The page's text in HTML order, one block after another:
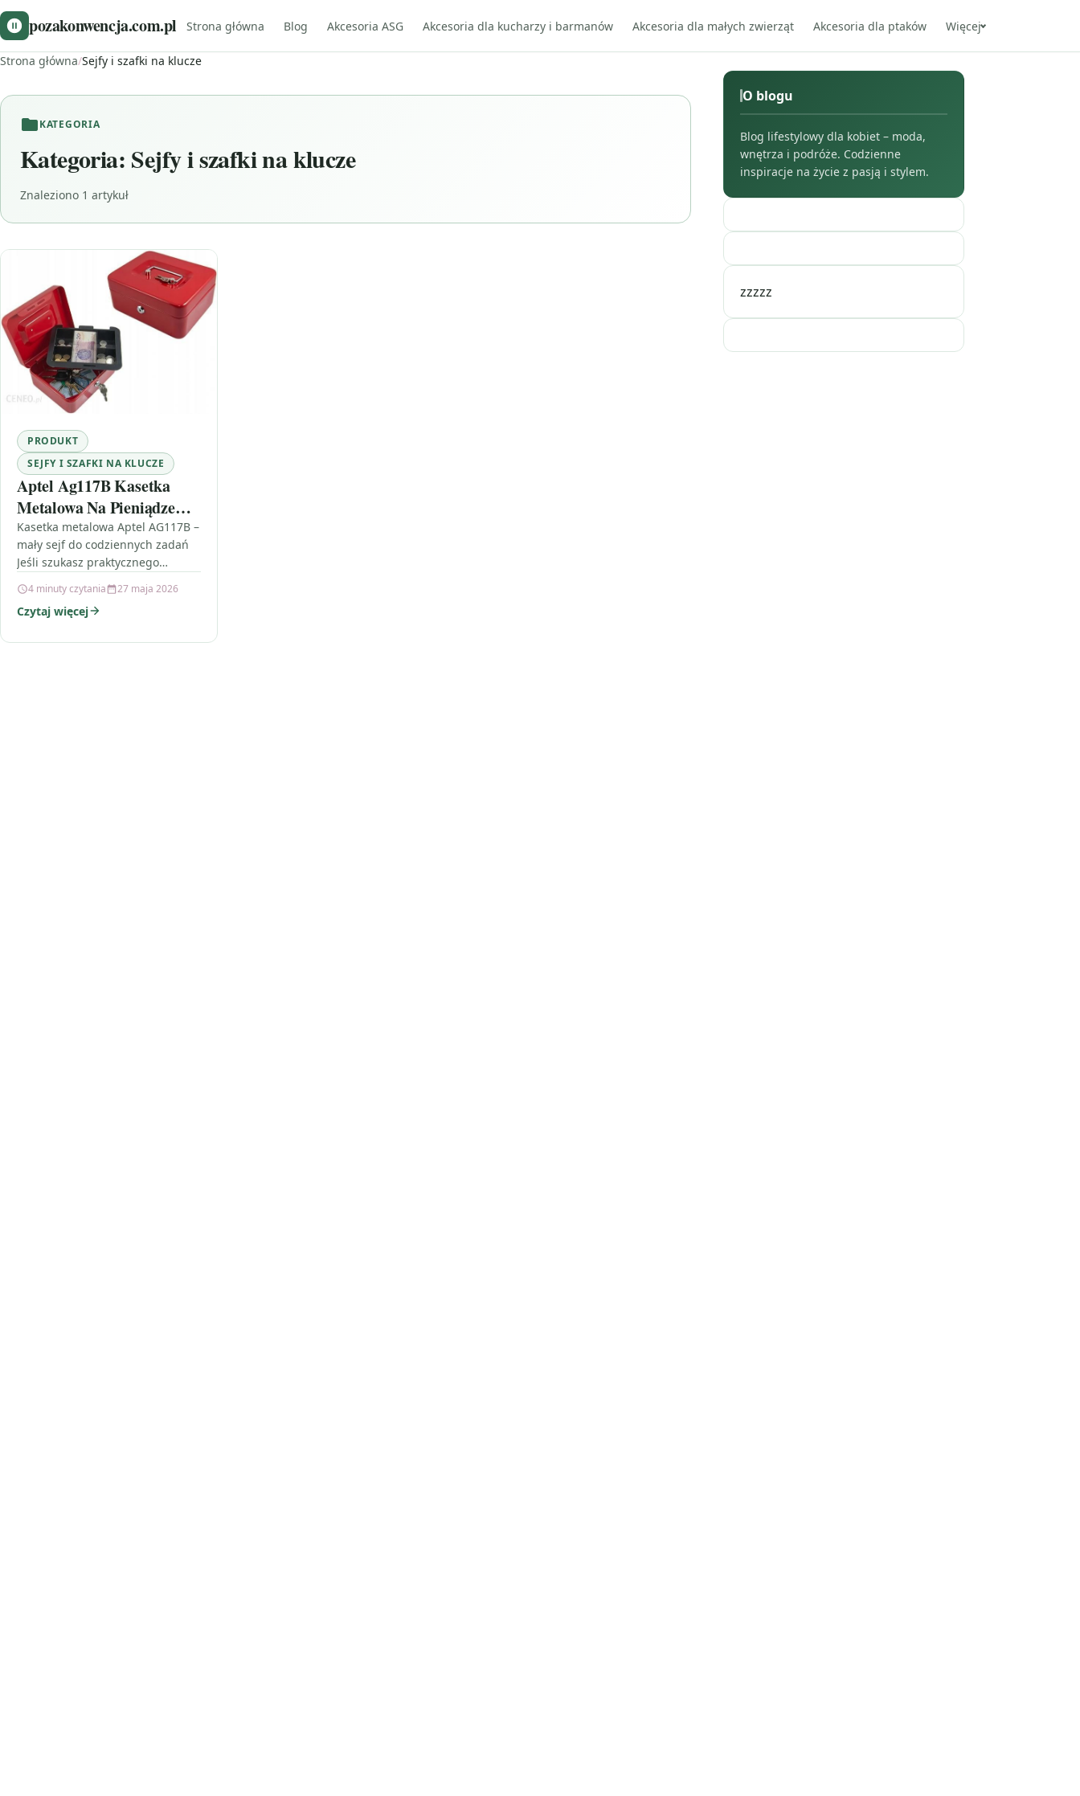
pozakonwencja.com.pl Strona główna Blog Akcesoria ASG Akcesoria dla kucharzy i barmanów Akcesoria dla małych zwierząt Akcesoria dla ptaków Więcej
Strona główna/Sejfy i szafki na klucze
KATEGORIA
Kategoria: Sejfy i szafki na klucze
Znaleziono 1 artykuł
PRODUKT
SEJFY I SZAFKI NA KLUCZE
Aptel Ag117B Kasetka
Metalowa Na Pieniądze
Sejf Klucz 20
Kasetka metalowa Aptel AG117B –
mały sejf do codziennych zadań
Jeśli szukasz praktycznego
drobnych pieniędzy i kluczy, Aptel
Ag117B Kasetka Metalowa…
4 minuty czytania 27 maja 2026
Czytaj więcej
O blogu
Blog lifestylowy dla kobiet – moda,
wnętrza i podróże. Codzienne
inspiracje na życie z pasją i stylem.
zzzzz